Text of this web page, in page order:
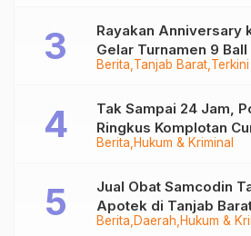
Berita Tanjab Barat Terkini
Rayakan Anniversary
Gelar Turnamen 9
Juta
Berita Hukum & Kriminal
Tak Sampai 24 Jam,
Ringkus Komplotan
Tungkal
Berita Daerah Hukum &
Jual Obat Samcodin
Apotek di Tanjab